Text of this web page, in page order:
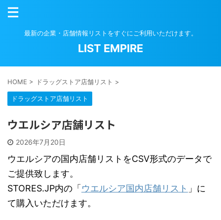
最新の企業・店舗情報リストをすぐにご利用いただけます。
LIST EMPIRE
HOME > ドラッグストア店舗リスト >
ドラッグストア店舗リスト
ウエルシア店舗リスト
2026年7月20日
ウエルシアの国内店舗リストをCSV形式のデータで
ご提供致します。
STORES.JP内の「 ウエルシア国内店舗リスト 」に
て購入いただけます。